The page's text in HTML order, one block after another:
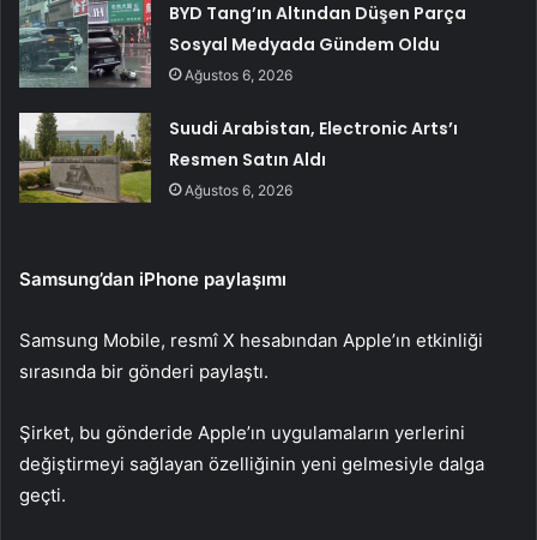
BYD Tang’ın Altından Düşen Parça
Sosyal Medyada Gündem Oldu
Ağustos 6, 2026
Suudi Arabistan, Electronic Arts’ı
Resmen Satın Aldı
Ağustos 6, 2026
Samsung’dan iPhone paylaşımı
Samsung Mobile, resmî X hesabından Apple’ın etkinliği
sırasında bir gönderi paylaştı.
Şirket, bu gönderide Apple’ın uygulamaların yerlerini
değiştirmeyi sağlayan özelliğinin yeni gelmesiyle dalga
geçti.